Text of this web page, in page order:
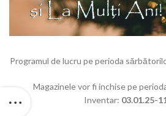
Programul de lucru pe perioda
Magazinele vor fi inchise pe
Inventar: 03.01.25-